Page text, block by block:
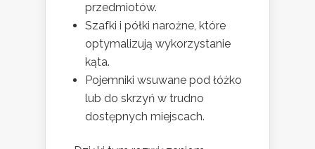
przedmiotów.
Szafki i półki narożne, które
optymalizują wykorzystanie
kąta.
Pojemniki wsuwane pod łóżko
lub do skrzyń w trudno
dostępnych miejscach.